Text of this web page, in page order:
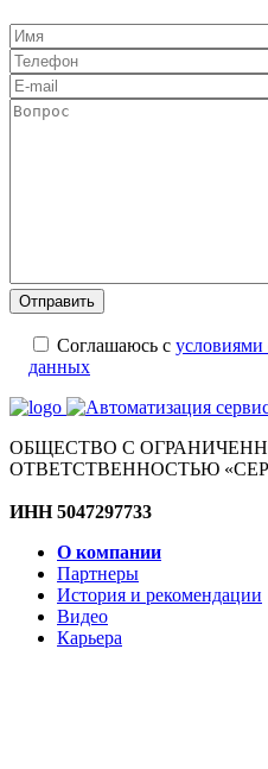
Соглашаюсь с условиями
данных
ОБЩЕСТВО С
ОТВЕТСТВЕННОСТЬЮ
ИНН 5047297733
О компании
Партнеры
История и рекомендации
Видео
Карьера